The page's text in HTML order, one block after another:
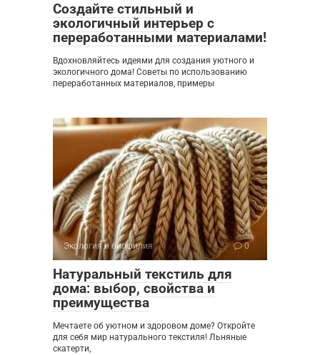
Создайте стильный и
экологичный интерьер с
переработанными материалами!
Вдохновляйтесь идеями для создания уютного и
экологичного дома! Советы по использованию
переработанных материалов, примеры
Экология и биофилия 0
Натуральный текстиль для
дома: выбор, свойства и
преимущества
Мечтаете об уютном и здоровом доме? Откройте
для себя мир натурального текстиля! Льняные
скатерти,